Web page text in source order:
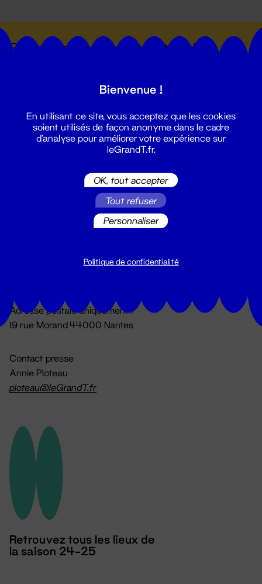
Suivez toutes les actualités du
Du lundi au vendredi 14h → 18h
Adresse postale uniquement :
19 rue Morand 44000 Nantes
Contact presse
Annie Ploteau
ploteau@leGrandT.fr
Retrouvez tous les lieux de
la saison 24-25
Bienvenue !
En utilisant ce site, vous acceptez que les cookies
soient utilisés de façon anonyme dans le cadre
d'analyse pour améliorer votre expérience sur
leGrandT.fr.
OK, tout accepter
Tout refuser
Personnaliser
Politique de confidentialité